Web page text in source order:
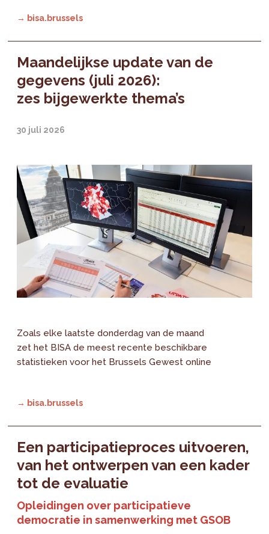
→ bisa.brussels
Maandelijkse update van de
gegevens (juli 2026):
zes bijgewerkte thema’s
30 juli 2026
Zoals elke laatste donderdag van de maand
zet het BISA de meest recente beschikbare
statistieken voor het Brussels Gewest online
→ bisa.brussels
Een participatieproces uitvoeren,
van het ontwerpen van een kader
tot de evaluatie
Opleidingen over participatieve
democratie in samenwerking met GSOB